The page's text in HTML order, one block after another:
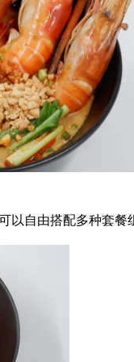
以自由搭配多种套餐